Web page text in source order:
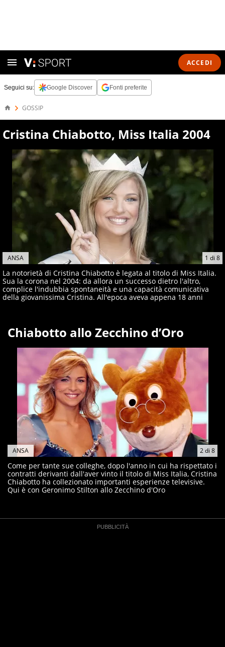
ACCEDI
Seguici su: Google Discover Fonti preferite
GOSSIP
Cristina Chiabotto, Miss Italia 2004
1 di 8
ANSA
La notorietà di Cristina Chiabotto è legata al titolo di Miss Italia.
Sua la corona nel 2004: da allora un successo dietro l'altro,
complice l'indubbia spontaneità e una capacità comunicativa
della giovanissima Cristina. All'epoca aveva appena 18 anni
Chiabotto allo Zecchino d’Oro
2di 8
ANSA
Come per tante sue colleghe, dopo l'anno in cui ha rispettato i
contratti derivanti dall'aver vinto il titolo di Miss Italia, Cristina
Chiabotto ha collezionato importanti esperienze televisive.
Qui è con Geronimo Stilton allo Zecchino d'Oro